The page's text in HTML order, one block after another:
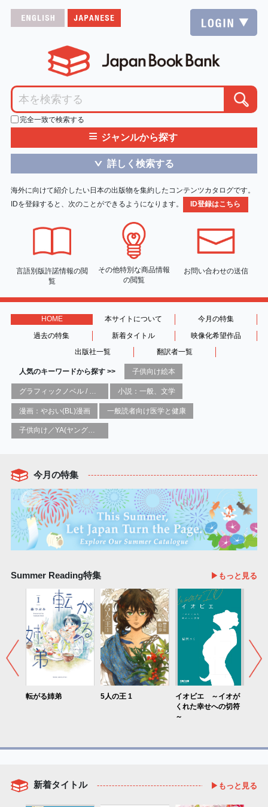
完全一致で検索する
≡ ジャンルから探す
＞ 詳しく検索する
海外に向けて紹介したい日本の出版物を集約したコンテンツカタログです。
IDを登録すると、次のことができるようになります。
ID登録はこちら
言語別版許諾情報の閲
覧
その他特別な商品情報
の閲覧
お問い合わせの送信
HOME 本サイトについて
今月の特集
過去の特集
新着タイトル
映像化希望作品
出版社一覧
翻訳者一覧
人気のキーワードから探す >> 子供向け絵本
小説：一般、文学
漫画：やおい(BL)漫画 一般読者向け医学と健康
子供向け／YA(ヤングアダルト)向け一般：芸術&芸術家
今月の特集
Summer Reading特集 ▶もっと見る
転がる姉弟 5人の王 1
イオビエ ～イオが
くれた幸せへの切符
～
新着タイトル ▶もっと見る